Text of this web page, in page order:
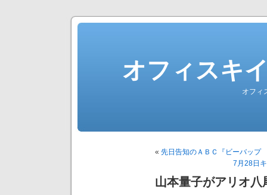
オフィスキ
オフィ
« 先日告知のＡＢＣ『ビーバッ
7月28日
山本量子がアリオ八